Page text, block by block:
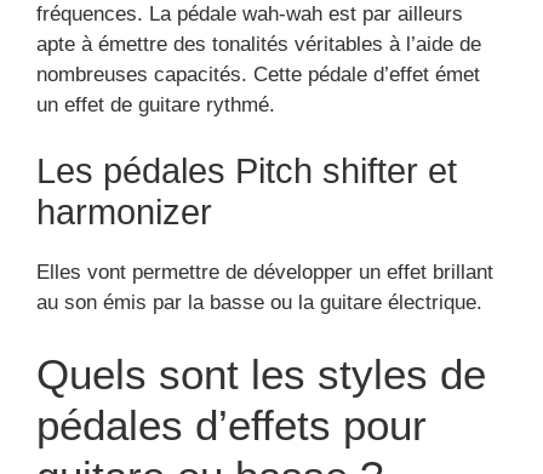
fréquences. La pédale wah-wah est par ailleurs
apte à émettre des tonalités véritables à l’aide de
nombreuses capacités. Cette pédale d’effet émet
un effet de guitare rythmé.
Les pédales Pitch shifter et
harmonizer
Elles vont permettre de développer un effet brillant
au son émis par la basse ou la guitare électrique.
Quels sont les styles de
pédales d’effets pour